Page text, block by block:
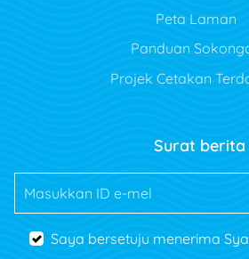
Peta Laman
Panduan
Projek Cetakan
Surat berita
Masukkan ID e-mel
Saya bersetuju menerima